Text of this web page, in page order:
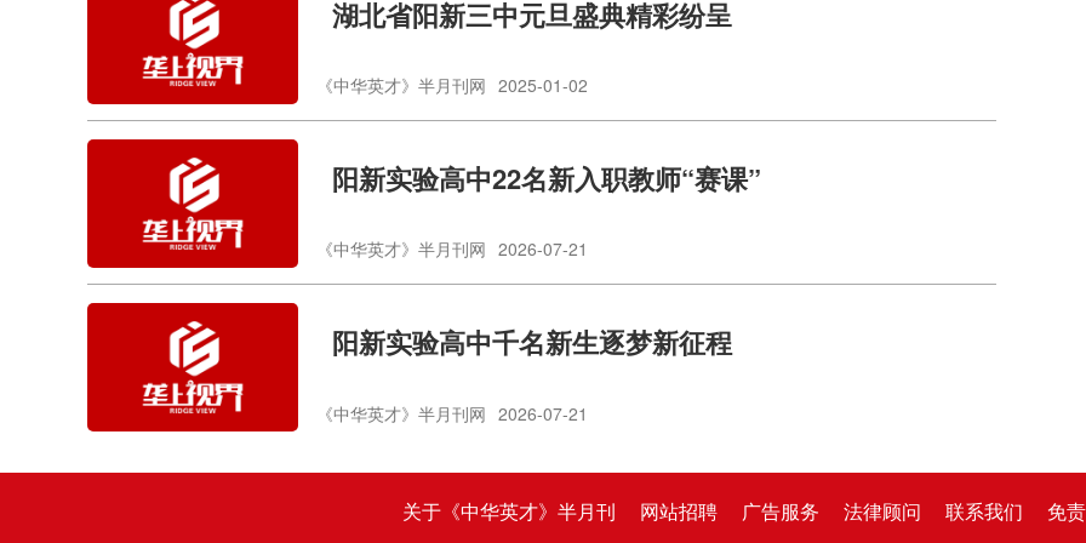
湖北省阳新三中元旦盛典精彩纷呈
《中华英才》半月刊网 2025-01-02
阳新实验高中22名新入职教师“赛课”
《中华英才》半月刊网 2026-07-21
阳新实验高中千名新生逐梦新征程
《中华英才》半月刊网 2026-07-21
关于《中华英才》半月刊 网站招聘 广告服务 法律顾问 联系我们 免